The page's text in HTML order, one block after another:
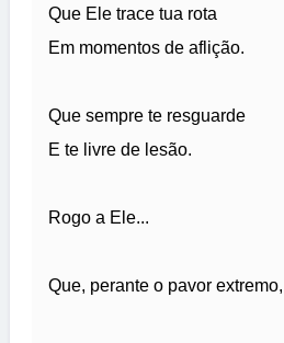
Que Ele trace tua rota
Em momentos de aflição.
Que sempre te resguarde
E te livre de lesão.
Rogo a Ele...
Que, perante o pavor extremo,